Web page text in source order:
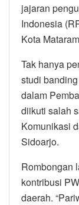
jajaran
Indonesia
Kota
Tak hanya
studi
dalam
diikuti salah
Komunikasi
Sidoarjo.
Rombongan
kontribusi
daerah.